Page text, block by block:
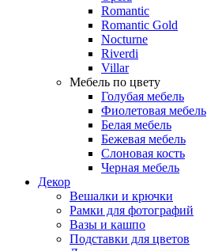
Romantic
Romantic Gold
Nocturne
Riverdi
Villar
Мебель по цвету
Голубая мебель
Фиолетовая мебель
Белая мебель
Бежевая мебель
Слоновая кость
Черная мебель
Декор
Вешалки и крючки
Рамки для фотографий
Вазы и кашпо
Подставки для цветов